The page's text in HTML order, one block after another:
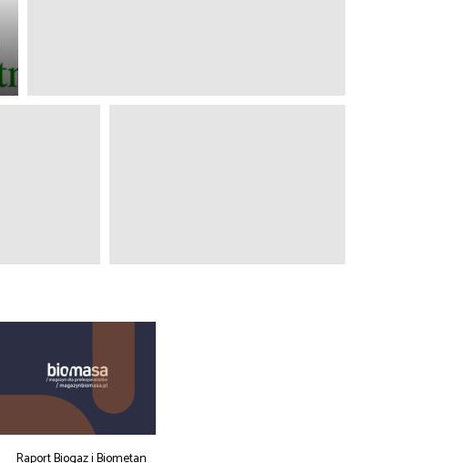
Raport Biogaz i Biometan